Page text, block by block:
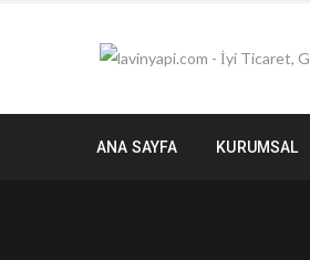
ANA SAYFA KURUMSAL